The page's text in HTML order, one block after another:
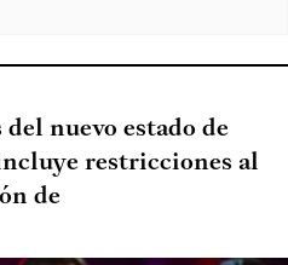
nuevo estado de
restricciones al
de